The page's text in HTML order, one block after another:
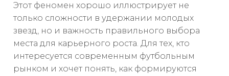
Этот феномен хорошо иллюстрирует не
только сложности в удержании молодых
звезд, но и важность правильного выбора
места для карьерного роста. Для тех, кто
интересуется современным футбольным
рынком и хочет понять, как формируются